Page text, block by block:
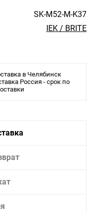
SK-M52-M-K37
IEK / BRITE
в Челябинск
Россия - срок по